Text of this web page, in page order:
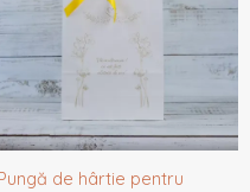
de hârtie pentru